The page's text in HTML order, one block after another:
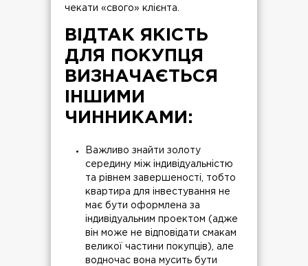
чекати «свого» клієнта.
ВІДТАК ЯКІСТЬ
ДЛЯ ПОКУПЦЯ
ВИЗНАЧАЄТЬСЯ
ІНШИМИ
ЧИННИКАМИ:
Важливо знайти золоту
середину між індивідуальністю
та рівнем завершеності, тобто
квартира для інвестування не
має бути оформлена за
індивідуальним проектом (адже
він може не відповідати смакам
великої частини покупців), але
водночас вона мусить бути